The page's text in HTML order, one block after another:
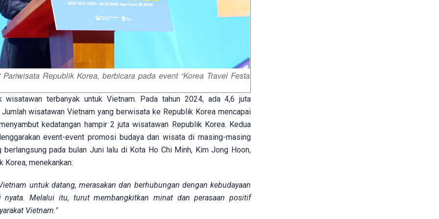
Republik Korea, berbicara pada event “Korea Travel Festa
terbanyak untuk Vietnam. Pada tahun 2024, ada 4,6 juta
wisatawan Vietnam yang berwisata ke Republik Korea mencapai
kedatangan hampir 2 juta wisatawan Republik Korea. Kedua
event-event promosi budaya dan wisata di masing-masing
berlangsung pada bulan Juni lalu di Kota Ho Chi Minh, Kim Jong Hoon,
menekankan:
untuk datang, merasakan dan berhubungan dengan kebudayaan
nyata. Melalui itu, turut membangkitkan minat dan perasaan positif
Vietnam."